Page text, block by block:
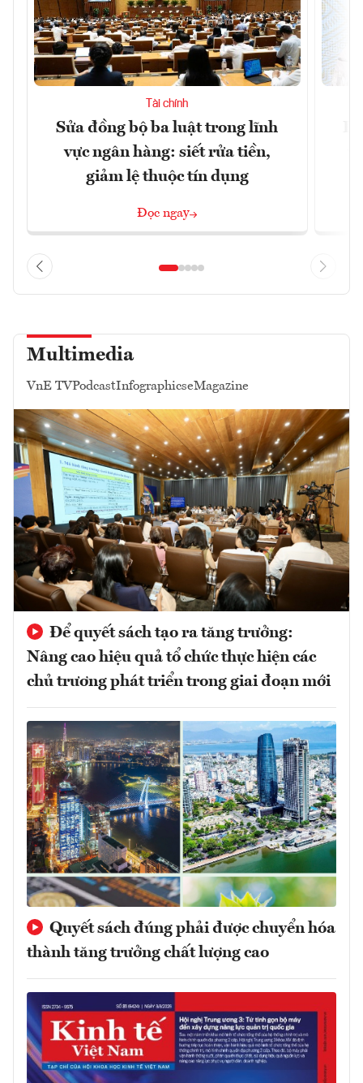
Tài chính
Sửa đồng bộ ba luật trong lĩnh
vực ngân hàng: siết rửa tiền,
giảm lệ thuộc tín dụng
Đọc ngay
Multimedia
VnE TVPodcastInfographicseMagazine
Để quyết sách tạo ra tăng trưởng:
Nâng cao hiệu quả tổ chức thực hiện các
chủ trương phát triển trong giai đoạn mới
Quyết sách đúng phải được chuyển hóa
thành tăng trưởng chất lượng cao